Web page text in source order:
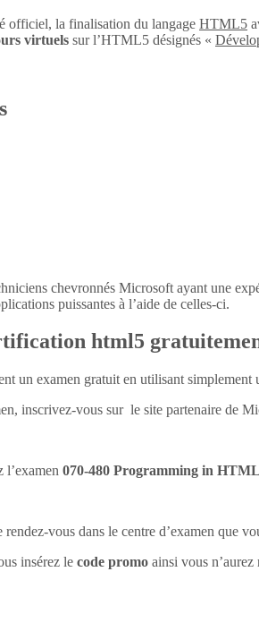
officiel, la finalisation du langage HTML5
virtuels sur l’HTML5 désignés «
chevronnés Microsoft ayant une
puissantes à l’aide de celles-ci.
html5
un examen gratuit en utilisant simplement
inscrivez-vous sur le site partenaire de
l’examen 070-480 Programming in
vous dans le centre d’examen que
insérez le code promo ainsi vous n’aurez